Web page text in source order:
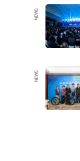
NEWS
NEWS